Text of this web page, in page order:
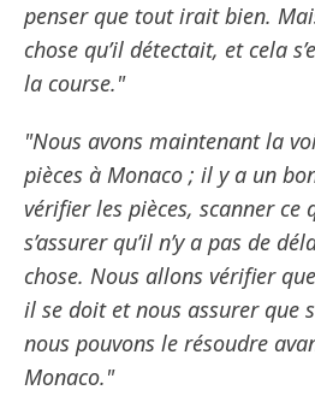
penser que tout irait bien.
chose qu’il détectait, et cela
la course."
"Nous avons maintenant la
pièces à Monaco ; il y a un
vérifier les pièces, scanner ce
s’assurer qu’il n’y a pas de
chose. Nous allons vérifier
il se doit et nous assurer que
nous pouvons le résoudre
Monaco."